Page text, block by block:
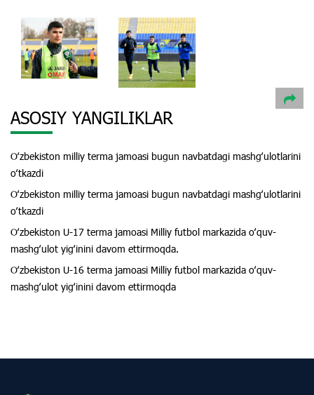
ASOSIY YANGILIKLAR
Oʻzbekiston milliy terma jamoasi bugun navbatdagi mashgʻulotlarini
oʻtkazdi
Oʻzbekiston milliy terma jamoasi bugun navbatdagi mashgʻulotlarini
oʻtkazdi
Oʻzbekiston U-17 terma jamoasi Milliy futbol markazida oʻquv-
mashgʻulot yigʻinini davom ettirmoqda.
Oʻzbekiston U-16 terma jamoasi Milliy futbol markazida oʻquv-
mashgʻulot yigʻinini davom ettirmoqda